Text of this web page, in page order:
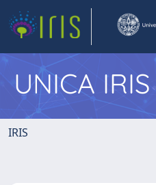
UNICA IRIS
IRIS